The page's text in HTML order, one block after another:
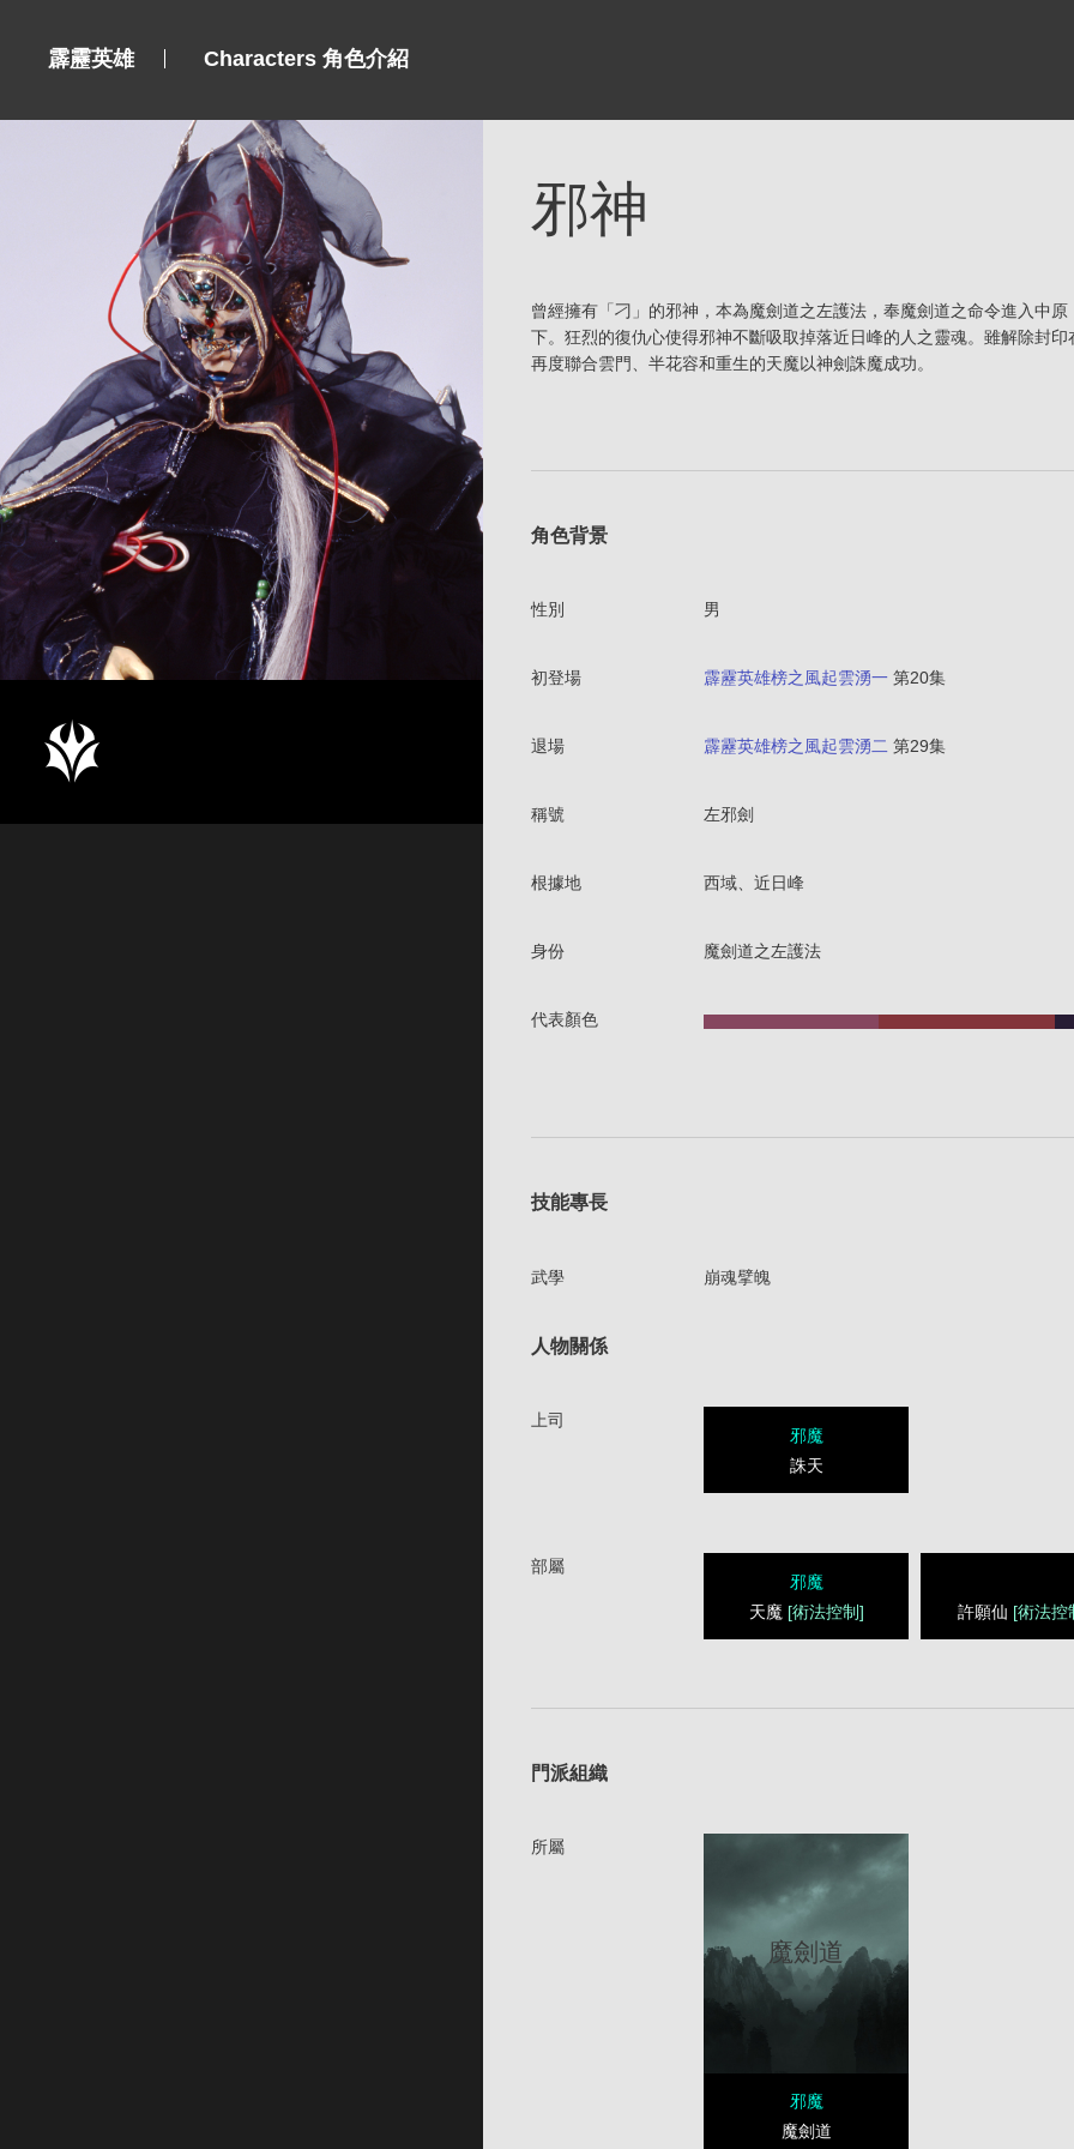
霹靂英雄 Characters 角色介紹
邪神
曾經擁有「刁」的邪神，本為魔劍道之左護法，奉魔劍道之命令進入中
下。狂烈的復仇心使得邪神不斷吸取掉落近日峰的人之靈魂。雖解除封
再度聯合雲門、半花容和重生的天魔以神劍誅魔成功。
角色背景
性別 男
初登場 霹靂英雄榜之風起雲湧一第20集
退場 霹靂英雄榜之風起雲湧二第29集
稱號 左邪劍
根據地 西域、近日峰
身份 魔劍道之左護法
代表顏色
技能專長
武學 崩魂擘魄
人物關係
上司
邪魔
誅天
部屬
邪魔
天魔 [術法控制] 許願仙 [術法控
門派組織
所屬
魔劍道
邪魔
魔劍道